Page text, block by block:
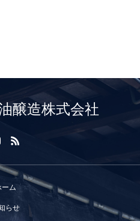
醸造株式会社
ーム
らせ